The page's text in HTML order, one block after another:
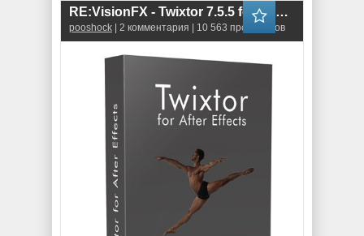
RE:VisionFX - Twixtor 7.5.5 for Adobe
pooshock | 2 комментария | 10 563 просмотров